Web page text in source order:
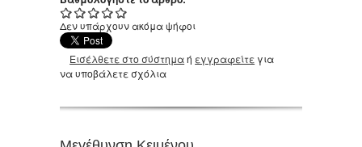
Δεν υπάρχουν ακόμα ψήφοι
Εισέλθετε στο σύστημαή εγγραφείτε για
να υποβάλετε σχόλια